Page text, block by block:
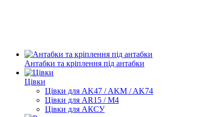
Антабки та кріплення під антабки
Цівки
Цівки для AK47 / AKM / AK74
Цівки для AR15 / M4
Цівки для АКСУ